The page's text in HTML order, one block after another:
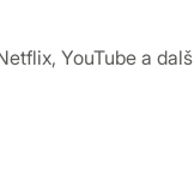
YouTube a